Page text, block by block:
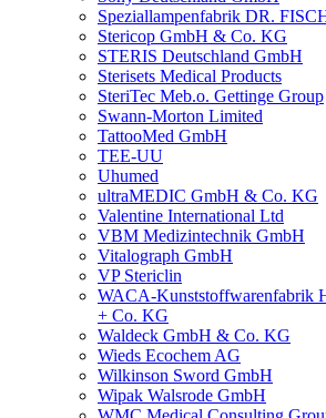
Speziallampenfabrik DR.
Stericop GmbH & Co. KG
STERIS Deutschland GmbH
Sterisets Medical Products
SteriTec Meb.o. Gettinge Group
Swann-Morton Limited
TattooMed GmbH
TEE-UU
Uhumed
ultraMEDIC GmbH & Co. KG
Valentine International Ltd
VBM Medizintechnik GmbH
Vitalograph GmbH
VP Stericlin
WACA-Kunststoffwarenfabrik
+ Co. KG
Waldeck GmbH & Co. KG
Wieds Ecochem AG
Wilkinson Sword GmbH
Wipak Walsrode GmbH